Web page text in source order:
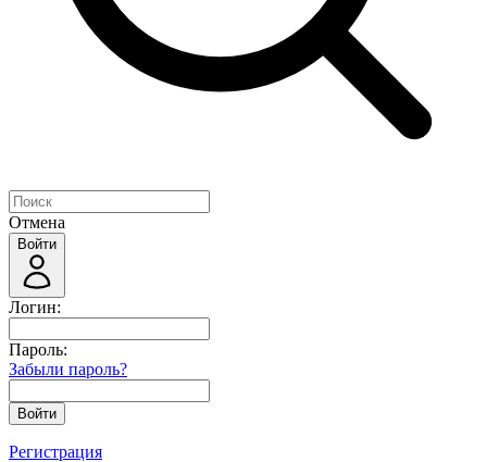
Отмена
Войти
Логин:
Пароль:
Забыли пароль?
Войти
Регистрация